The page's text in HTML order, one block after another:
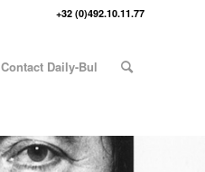
+32 (0)492.10.11.77
Contact Daily-Bul